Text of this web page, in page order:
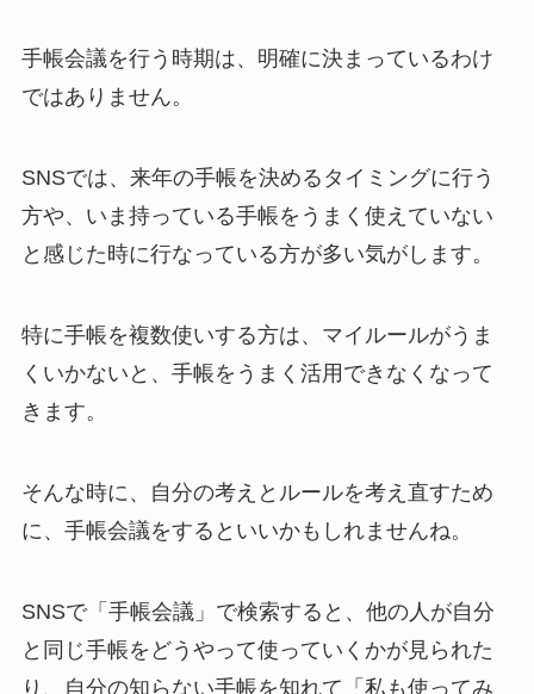
手帳会議を行う時期は、明確に決まっているわけ
ではありません。
SNSでは、来年の手帳を決めるタイミングに行う
方や、いま持っている手帳をうまく使えていない
と感じた時に行なっている方が多い気がします。
特に手帳を複数使いする方は、マイルールがうま
くいかないと、手帳をうまく活用できなくなって
きます。
そんな時に、自分の考えとルールを考え直すため
に、手帳会議をするといいかもしれませんね。
SNSで「手帳会議」で検索すると、他の人が自分
と同じ手帳をどうやって使っていくかが見られた
り、自分の知らない手帳を知れて「私も使ってみ